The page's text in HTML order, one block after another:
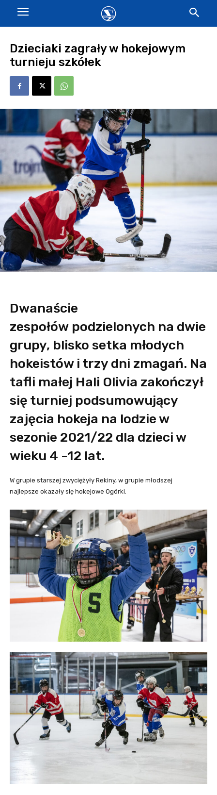
Dzieciaki zagrały w hokejowym
turnieju szkółek
Dwanaście
zespołów podzielonych na dwie
grupy, blisko setka młodych
hokeistów i trzy dni zmagań. Na
tafli małej Hali Olivia zakończył
się turniej podsumowujący
zajęcia hokeja na lodzie w
sezonie 2021/22 dla dzieci w
wieku 4 -12 lat.
W grupie starszej zwyciężyły Rekiny, w grupie młodszej
najlepsze okazały się hokejowe Ogórki.